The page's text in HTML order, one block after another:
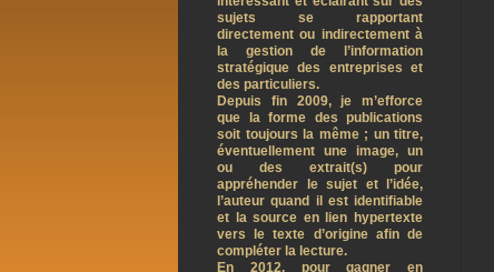
sujets se rapportant
directement ou indirectement à
la gestion de l’information
stratégique des entreprises et
des particuliers.
Depuis fin 2009, je m’efforce
que la forme des publications
soit toujours la même ; un titre,
éventuellement une image, un
ou des extrait(s) pour
appréhender le sujet et l’idée,
l’auteur quand il est identifiable
et la source en lien hypertexte
vers le texte d’origine afin de
compléter la lecture.
En 2012, pour gagner en